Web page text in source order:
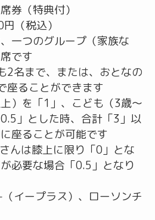
券（特典付）
（税込）
一つのグループ（家族な
です
2名まで、または、おとなの
座ることができます
）を「1」、こども（3歳～
」とした時、合計「3」以
座ることが可能です
んは膝上に限り「0」とな
必要な場合「0.5」となり
イープラス）、ローソンチ